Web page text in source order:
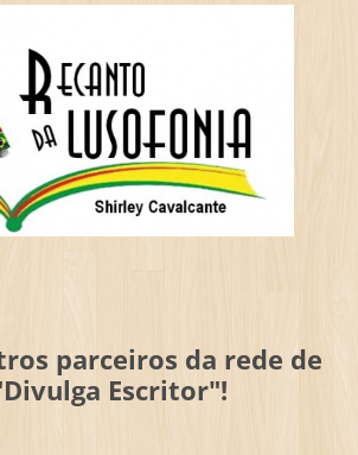
parceiros da rede de
Escritor"!